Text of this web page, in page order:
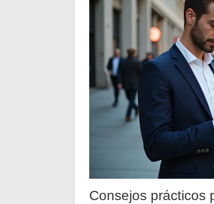
Consejos prácticos